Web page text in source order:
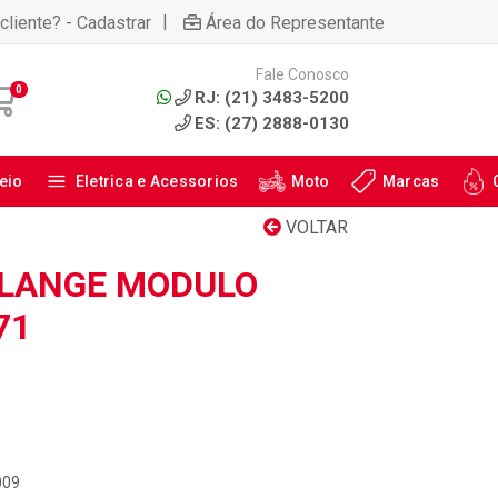
- Cadastrar | Área do Representante
0
Fale Conosco
RJ: (21) 3483-5200
ES: (27) 2888-0130
Eletrica e Acessorios Moto Marcas
VOLTAR
MODULO